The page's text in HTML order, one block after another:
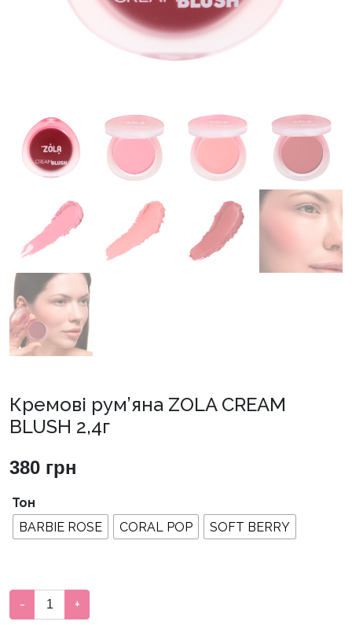
Кремові рум’яна ZOLA CREAM
BLUSH 2,4г
380 грн
Тон
BARBIE ROSE
CORAL POP SOFT BERRY
Кремові
рум'яна
- +